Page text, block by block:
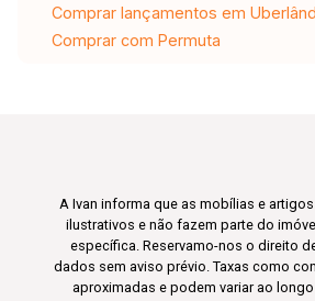
Comprar lançamentos em
Comprar com Permuta
A Ivan informa que as mobílias e
ilustrativos e não fazem parte do
específica. Reservamo-nos o direito
dados sem aviso prévio. Taxas como
aproximadas e podem variar ao